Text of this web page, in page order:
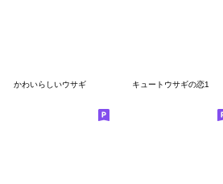
かわいらしいウサギ キュートウサギの恋1